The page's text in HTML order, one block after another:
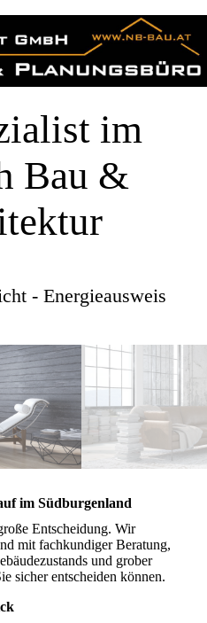
im
Bau &
- Energieausweis
im Südburgenland
Entscheidung. Wir
mit fachkundiger Beratung,
und grober
sicher entscheiden können.